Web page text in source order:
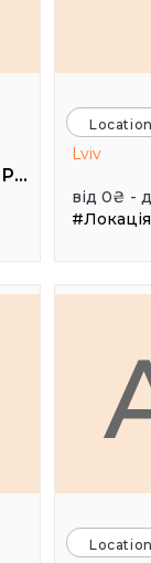
Дуже висока кухня / Pretty High Kitchen
Lviv
від 0₴ -
#Локація